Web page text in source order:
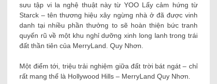
sưu tập vi la nghệ thuật này từ YOO Lấy cảm hứng từ
Starck – tên thương hiệu xây ngừng nhà ở đã được vinh
danh tại nhiều phần thưởng to sẽ hoàn thiện bức tranh
quyến rũ về một khu nghỉ dưỡng xinh long lanh trong trái
đất thần tiên của MerryLand. Quy Nhơn.
Một điểm tới, triệu trải nghiệm giữa đất trời bát ngát – chỉ
rất mang thể là Hollywood Hills – MerryLand Quy Nhơn.